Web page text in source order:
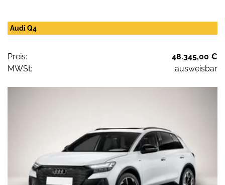
Audi Q4
Preis:
48.345,00 €
MWSt:
ausweisbar